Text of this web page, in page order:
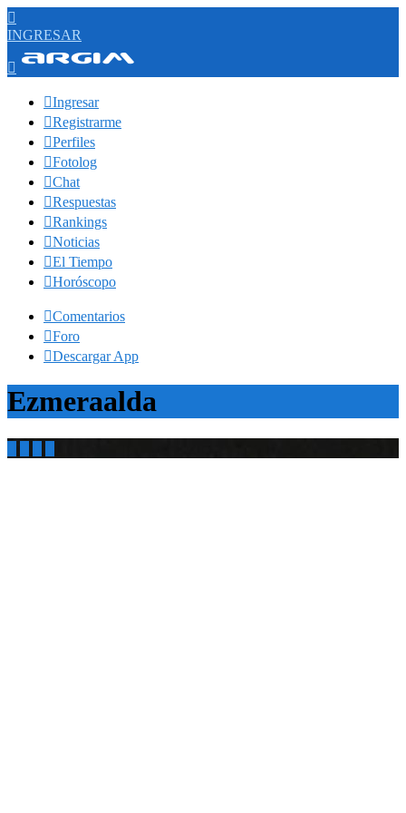

INGRESAR

Ingresar
Registrarme
Perfiles
Fotolog
Chat
Respuestas
Rankings
Noticias
El Tiempo
Horóscopo
Comentarios
Foro
Descargar App
Ezmeraalda